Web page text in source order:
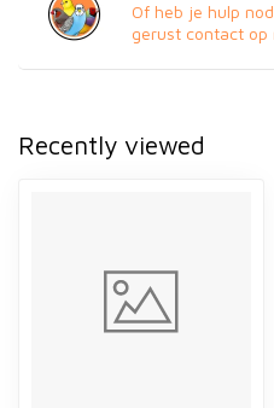
Of heb je hulp
gerust contact op
Recently viewed